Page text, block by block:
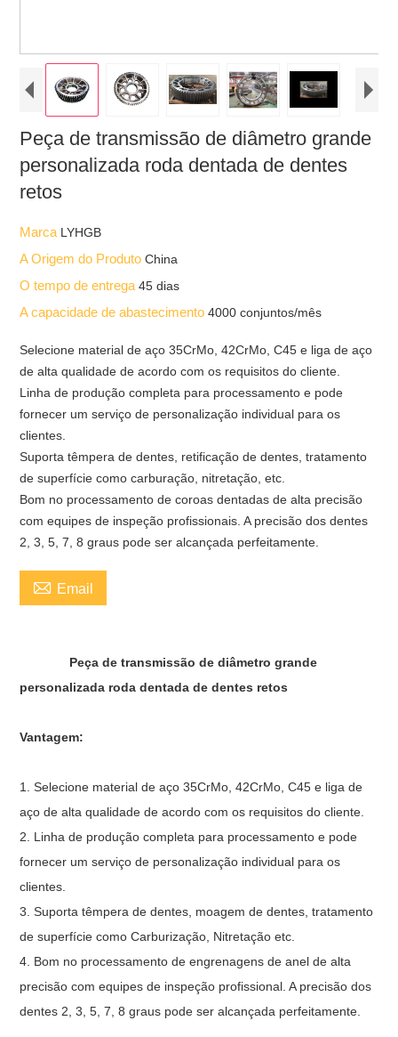
Peça de transmissão de diâmetro grande
personalizada roda dentada de dentes
retos
Marca LYHGB
A Origem do ProdutoChina
O tempo de entrega45 dias
A capacidade de abastecimento4000 conjuntos/mês
Selecione material de aço 35CrMo, 42CrMo, C45 e liga de aço
de alta qualidade de acordo com os requisitos do cliente.
Linha de produção completa para processamento e pode
fornecer um serviço de personalização individual para os
clientes.
Suporta têmpera de dentes, retificação de dentes, tratamento
de superfície como carburação, nitretação, etc.
Bom no processamento de coroas dentadas de alta precisão
com equipes de inspeção profissionais. A precisão dos dentes
2, 3, 5, 7, 8 graus pode ser alcançada perfeitamente.
 Email
Peça de transmissão de diâmetro grande
personalizada roda dentada de dentes retos
Vantagem:
1. Selecione material de aço 35CrMo, 42CrMo, C45 e liga de
aço de alta qualidade de acordo com os requisitos do cliente.
2. Linha de produção completa para processamento e pode
fornecer um serviço de personalização individual para os
clientes.
3. Suporta têmpera de dentes, moagem de dentes, tratamento
de superfície como Carburização, Nitretação etc.
4. Bom no processamento de engrenagens de anel de alta
precisão com equipes de inspeção profissional. A precisão dos
dentes 2, 3, 5, 7, 8 graus pode ser alcançada perfeitamente.